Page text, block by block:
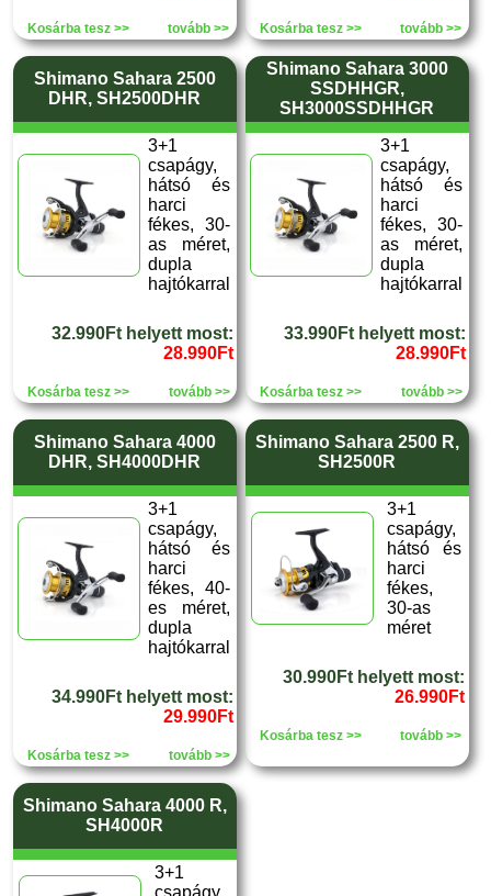
Kosárba tesz >> tovább >> Kosárba tesz >> tovább >>
Shimano Sahara 2500
DHR, SH2500DHR
3+1
csapágy,
hátsó és
harci
fékes, 30-
as méret,
dupla
hajtókarral
32.990Ft helyett most:
28.990Ft
Kosárba tesz >> tovább >>
Shimano Sahara 3000
SSDHHGR,
SH3000SSDHHGR
3+1
csapágy,
hátsó és
harci
fékes, 30-
as méret,
dupla
hajtókarral
33.990Ft helyett most:
28.990Ft
Kosárba tesz >> tovább >>
Shimano Sahara 4000
DHR, SH4000DHR
3+1
csapágy,
hátsó és
harci
fékes, 40-
es méret,
dupla
hajtókarral
34.990Ft helyett most:
29.990Ft
Kosárba tesz >> tovább >>
Shimano Sahara 2500 R,
SH2500R
3+1
csapágy,
hátsó és
harci
fékes,
30-as
méret
30.990Ft helyett most:
26.990Ft
Kosárba tesz >> tovább >>
Shimano Sahara 4000 R,
SH4000R
3+1
csapágy,